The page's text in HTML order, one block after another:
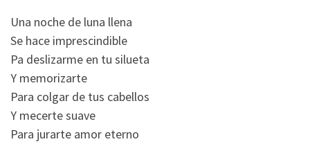
Una noche de luna llena
Se hace imprescindible
Pa deslizarme en tu silueta
Y memorizarte
Para colgar de tus cabellos
Y mecerte suave
Para jurarte amor eterno